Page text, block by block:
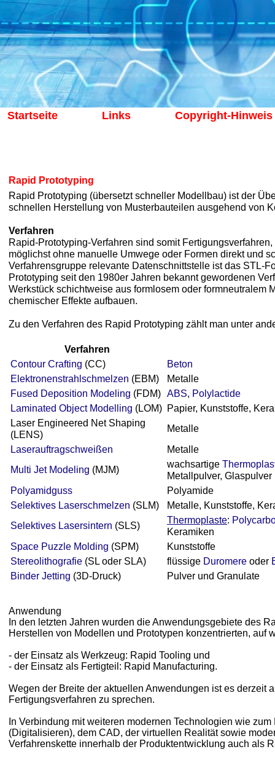
Rapid Prototyping
Rapid Prototyping (übersetzt schneller Modellbau) ist der
schnellen Herstellung von Musterbauteilen ausgehend von
Verfahren
Rapid-Prototyping-Verfahren sind somit
möglichst ohne manuelle Umwege oder Formen direkt und
Verfahrensgruppe relevante Datenschnittstelle ist das STL-
Prototyping seit den 1980er Jahren bekannt gewordenen
Werkstück schichtweise aus formlosem oder formneutralem
chemischer Effekte aufbauen.
Zu den Verfahren des Rapid Prototyping zählt man unter
Verfahren
Contour Crafting (CC)
Beton
Elektronenstrahlschmelzen (EBM)
Metalle
Fused Deposition Modeling (FDM) ABS, Polylactide
Laminated Object Modelling (LOM) Papier, Kunststoffe,
Laser Engineered Net Shaping
(LENS)
Metalle
Laserauftragschweißen
Metalle
Multi Jet Modeling (MJM)
wachsartige
Metallpulver, Glaspulver
Polyamidguss
Polyamide
Selektives Laserschmelzen (SLM)
Metalle, Kunststoffe,
Selektives Lasersintern (SLS)
Thermoplaste:
Keramiken
Space Puzzle Molding (SPM)
Kunststoffe
Stereolithografie (SL oder SLA) flüssige Duromere oder
Binder Jetting (3D-Druck) Pulver und Granulate
Anwendung
In den letzten Jahren wurden die Anwendungsgebiete des
Herstellen von Modellen und Prototypen konzentrierten, auf
- der Einsatz als Werkzeug: Rapid Tooling und
- der Einsatz als Fertigteil: Rapid Manufacturing.
Wegen der Breite der aktuellen Anwendungen ist es derzeit
Fertigungsverfahren zu sprechen.
In Verbindung mit weiteren modernen Technologien wie
(Digitalisieren), dem CAD, der virtuellen Realität sowie
Verfahrenskette innerhalb der Produktentwicklung auch als
Startseite Links Copyright-Hinweis